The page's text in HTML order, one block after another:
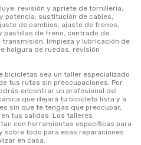
revisión y apriete de tornillería,
potencia; sustitución de cables,
de cambios, ajuste de frenos,
pastillas de freno, centrado de
limpieza y lubricación de
holgura de ruedas, revisión
bicicletas sea un taller especializado
tus rutas sin preocupaciones. Por
encontrar un profesional del
que dejará tu bicicleta lista y a
sin que te tengas que preocupar,
tus salidas. Los talleres
con herramientas específicas para
sobre todo para esas reparaciones
en casa.